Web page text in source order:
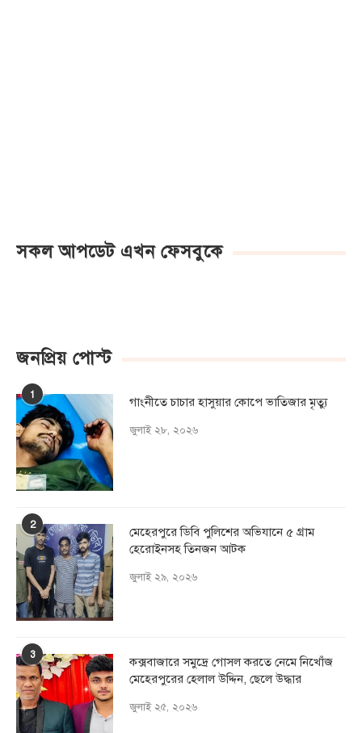
সকল আপডেট এখন ফেসবুকে
জনপ্রিয় পোস্ট
1 গাংনীতে চাচার হাসুয়ার কােপে ভাতিজার মৃত্যু
জুলাই ২৮, ২০২৬
2
মেহেরপুরে ডিবি পুলিশের অভিযানে ৫ গ্রাম
হেরোইনসহ তিনজন আটক
জুলাই ২৯, ২০২৬
3
কক্সবাজারে সমুদ্রে গোসল করতে নেমে নিখোঁজ
মেহেরপুরের হেলাল উদ্দিন, ছেলে উদ্ধার
জুলাই ২৫, ২০২৬